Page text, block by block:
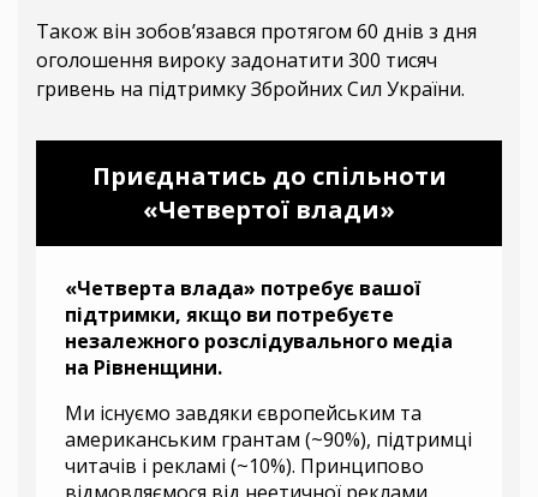
Також він зобовʼязався протягом 60 днів з дня
оголошення вироку задонатити 300 тисяч
гривень на підтримку Збройних Сил України.